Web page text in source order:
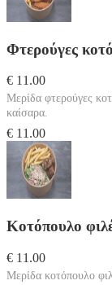
Φτερούγες
€ 11.00
Μερίδα φτερούγες
καίσαρα.
€ 11.00
Κοτόπουλο
€ 11.00
Μερίδα κοτόπουλο